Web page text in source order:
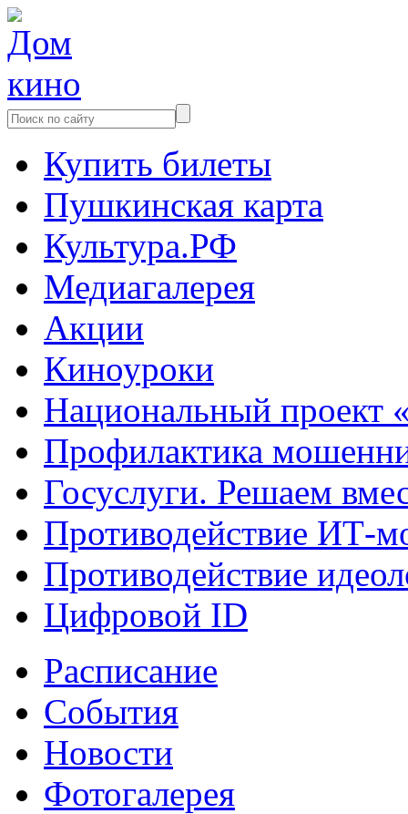
Купить билеты
Пушкинская карта
Культура.РФ
Медиагалерея
Акции
Киноуроки
Национальный проект
Профилактика
Госуслуги. Решаем
Противодействие ИТ-
Противодействие
Цифровой ID
Расписание
События
Новости
Фотогалерея